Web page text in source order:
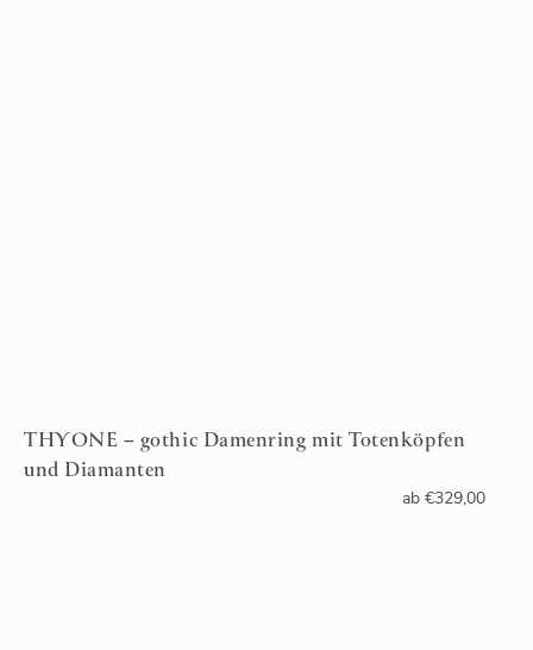
THYONE – gothic Damenring mit Totenköpfen
und Diamanten
ab €329,00